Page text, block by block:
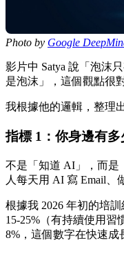
Photo by Google
影片中 Satya 說「泡沫
是泡沫」，這個觀點很
我根據他的邏輯，整理
指標 1：你身邊有多
不是「知道 AI」，而是
人每天用 AI 寫 Email
根據我 2026 年初的培
15-25%（有持續使用習
8%，這個數字在快速成